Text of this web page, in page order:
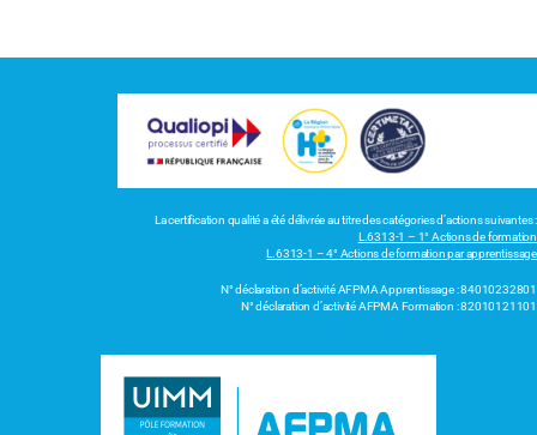
La certification qualité a été délivrée au titre des catégories d’actions suivantes :
L.6313-1 – 1° Actions de formation
L.6313-1 – 4° Actions de formation par apprentissage
N° déclaration d’activité AFPMA Apprentissage : 84010232801
N° déclaration d’activité AFPMA Formation : 82010121101